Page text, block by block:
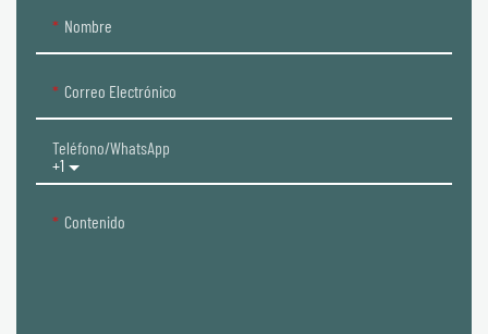
Nombre
Correo Electrónico
+1
Teléfono/WhatsApp
Contenido